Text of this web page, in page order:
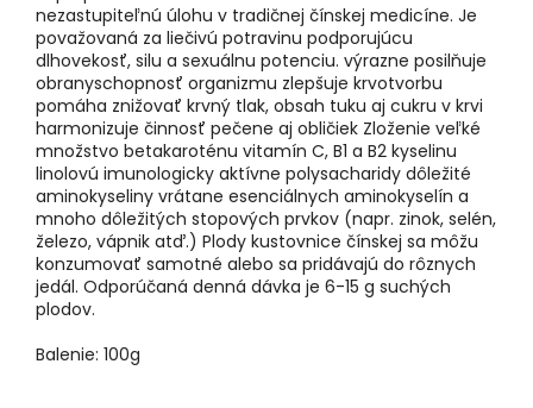
nezastupiteľnú úlohu v tradičnej čínskej medicíne. Je
považovaná za liečivú potravinu podporujúcu
dlhovekosť, silu a sexuálnu potenciu. výrazne posilňuje
obranyschopnosť organizmu zlepšuje krvotvorbu
pomáha znižovať krvný tlak, obsah tuku aj cukru v krvi
harmonizuje činnosť pečene aj obličiek Zloženie veľké
množstvo betakaroténu vitamín C, B1 a B2 kyselinu
linolovú imunologicky aktívne polysacharidy dôležité
aminokyseliny vrátane esenciálnych aminokyselín a
mnoho dôležitých stopových prvkov (napr. zinok, selén,
železo, vápnik atď.) Plody kustovnice čínskej sa môžu
konzumovať samotné alebo sa pridávajú do rôznych
jedál. Odporúčaná denná dávka je 6-15 g suchých
plodov.
Balenie: 100g